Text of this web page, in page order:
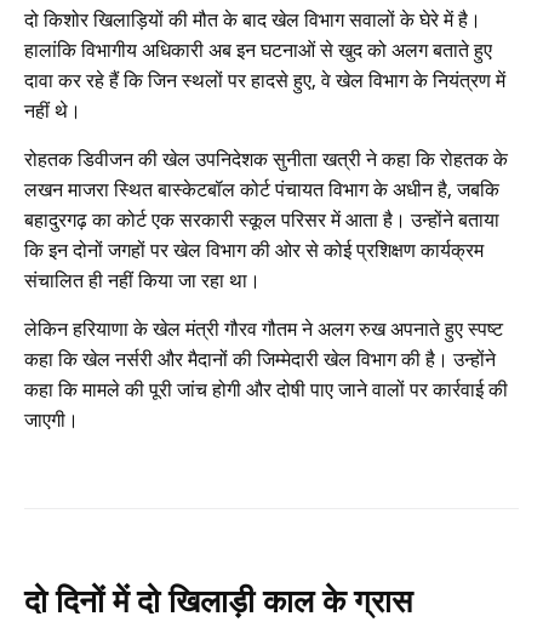
दो किशोर खिलाड़ियों की मौत के बाद खेल विभाग सवालों के घेरे में है।
हालांकि विभागीय अधिकारी अब इन घटनाओं से खुद को अलग बताते हुए
दावा कर रहे हैं कि जिन स्थलों पर हादसे हुए, वे खेल विभाग के नियंत्रण में
नहीं थे।
रोहतक डिवीजन की खेल उपनिदेशक सुनीता खत्री ने कहा कि रोहतक के
लखन माजरा स्थित बास्केटबॉल कोर्ट पंचायत विभाग के अधीन है, जबकि
बहादुरगढ़ का कोर्ट एक सरकारी स्कूल परिसर में आता है। उन्होंने बताया
कि इन दोनों जगहों पर खेल विभाग की ओर से कोई प्रशिक्षण कार्यक्रम
संचालित ही नहीं किया जा रहा था।
लेकिन हरियाणा के खेल मंत्री गौरव गौतम ने अलग रुख अपनाते हुए स्पष्ट
कहा कि खेल नर्सरी और मैदानों की जिम्मेदारी खेल विभाग की है। उन्होंने
कहा कि मामले की पूरी जांच होगी और दोषी पाए जाने वालों पर कार्रवाई की
जाएगी।
दो दिनों में दो खिलाड़ी काल के ग्रास